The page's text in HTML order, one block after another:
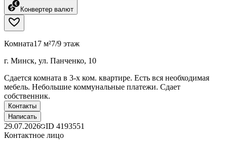
Конвертер валют
Комната17 м²7/9 этаж
г. Минск, ул. Панченко, 10
Сдается комната в 3-х ком. квартире. Есть вся необходимая
мебель. Небольшие коммунальные платежи. Сдает
собственник.
Контакты
Написать
29.07.2026 ID 4193551
Контактное лицо